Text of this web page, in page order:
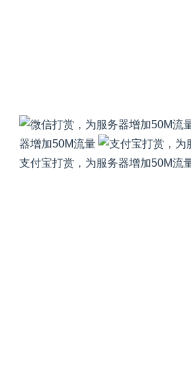
器增加50M流量
支付宝打赏，为服务器增加50M流